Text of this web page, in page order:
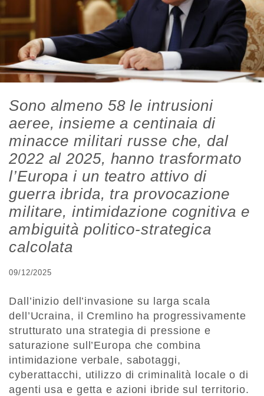
Sono almeno 58 le intrusioni
aeree, insieme a centinaia di
minacce militari russe che, dal
2022 al 2025, hanno trasformato
l’Europa i un teatro attivo di
guerra ibrida, tra provocazione
militare, intimidazione cognitiva e
ambiguità politico-strategica
calcolata
09/12/2025
Dall’inizio dell’invasione su larga scala
dell’Ucraina, il Cremlino ha progressivamente
strutturato una strategia di pressione e
saturazione sull’Europa che combina
intimidazione verbale, sabotaggi,
cyberattacchi, utilizzo di criminalità locale o di
agenti usa e getta e azioni ibride sul territorio.